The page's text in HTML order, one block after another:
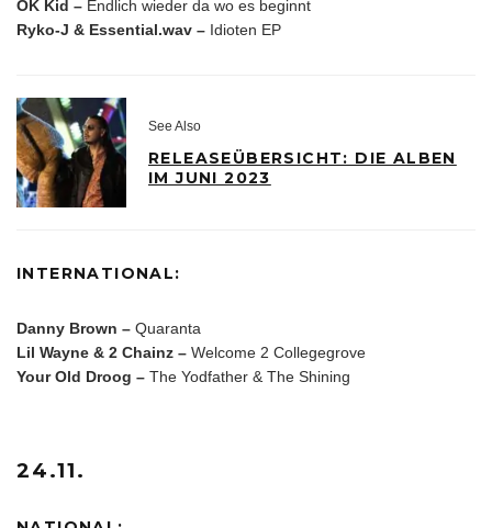
OK Kid – Endlich wieder da wo es beginnt
Ryko-J & Essential.wav – Idioten EP
See Also
RELEASEÜBERSICHT: DIE ALBEN
IM JUNI 2023
INTERNATIONAL:
Danny Brown – Quaranta
Lil Wayne & 2 Chainz – Welcome 2 Collegegrove
Your Old Droog – The Yodfather & The Shining
24.11.